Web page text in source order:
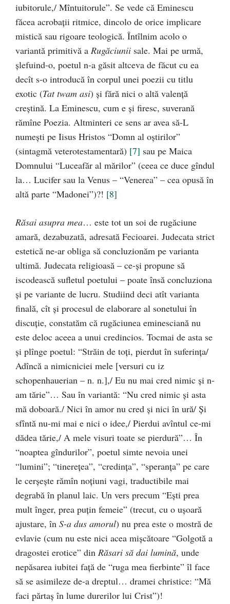
iubitorule,/ Mîntuitorule”. Se vede că Eminescu
făcea acrobaţii ritmice, dincolo de orice implicare
mistică sau rigoare teologică. Întîlnim acolo o
variantă primitivă a Rugăciunii sale. Mai pe urmă,
şlefuind-o, poetul n-a găsit altceva de făcut cu ea
decît s-o introducă în corpul unei poezii cu titlu
exotic (Tat twam asi) şi fără nici o altă valenţă
creştină. La Eminescu, cum e şi firesc, suverană
rămîne Poezia. Altminteri ce sens ar avea să-L
numeşti pe Iisus Hristos “Domn al oştirilor”
(sintagmă veterotestamentară) [7] sau pe Maica
Domnului “Luceafăr al mărilor” (ceea ce duce gîndul
la… Lucifer sau la Venus – “Venerea” – cea opusă în
altă parte “Madonei”)?! [8]
Răsai asupra mea… este tot un soi de rugăciune
amară, dezabuzată, adresată Fecioarei. Judecata strict
estetică ne-ar obliga să concluzionăm pe varianta
ultimă. Judecata religioasă – ce-şi propune să
iscodească sufletul poetului – poate însă concluziona
şi pe variante de lucru. Studiind deci atît varianta
finală, cît şi procesul de elaborare al sonetului în
discuţie, constatăm că rugăciunea eminesciană nu
este deloc aceea a unui credincios. Tocmai de asta se
şi plînge poetul: “Străin de toţi, pierdut în suferinţa/
Adîncă a nimicniciei mele [versuri cu iz
schopenhauerian – n. n.],/ Eu nu mai cred nimic şi n-
am tărie”… Sau în variantă: “Nu cred nimic şi asta
mă doboară./ Nici în amor nu cred şi nici în ură/ Şi
sfîntă nu-mi mai e nici o idee,/ Pierdui avîntul ce-mi
dădea tărie,/ A mele visuri toate se pierdură”… În
“noaptea gîndurilor”, poetul simte nevoia unei
“lumini”; “tinereţea”, “credinţa”, “speranţa” pe care
le cerşeşte rămîn noţiuni vagi, traductibile mai
degrabă în planul laic. Un vers precum “Eşti prea
mult înger, prea puţin femeie” (trecut, cu o uşoară
ajustare, în S-a dus amorul) nu prea este o mostră de
evlavie (cum nu este nici acea mişcătoare “Golgotă a
dragostei erotice” din Răsari să dai lumină, unde
nepăsarea iubitei faţă de “ruga mea fierbinte” îl face
să se asimileze de-a dreptul… dramei christice: “Mă
faci părtaş în lume durerilor lui Crist”)!